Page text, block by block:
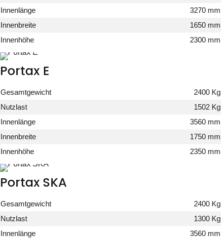
Innenlänge
3270 mm
Innenbreite
1650 mm
Innenhöhe
2300 mm
Portax E
Gesamtgewicht
2400 Kg
Nutzlast
1502 Kg
Innenlänge
3560 mm
Innenbreite
1750 mm
Innenhöhe
2350 mm
Portax SKA
Gesamtgewicht
2400 Kg
Nutzlast
1300 Kg
Innenlänge
3560 mm